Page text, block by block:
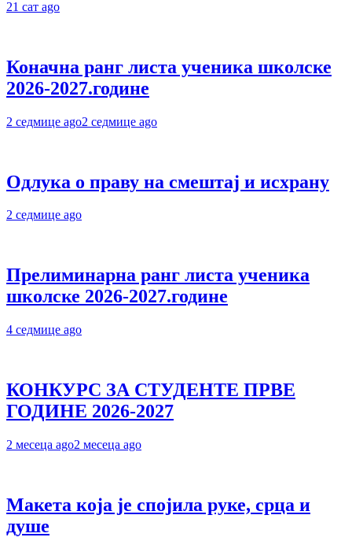
21 сат ago
Коначна ранг листа ученика школске
2026-2027.године
2 седмице ago2 седмице ago
Одлука о праву на смештај и исхрану
2 седмице ago
Прелиминарна ранг листа ученика
школске 2026-2027.године
4 седмице ago
КОНКУРС ЗА СТУДЕНТЕ ПРВЕ
ГОДИНЕ 2026-2027
2 месеца ago2 месеца ago
Макета која је спојила руке, срца и
душе